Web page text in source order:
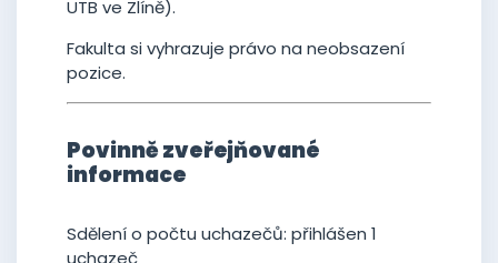
UTB ve Zlíně).
Fakulta si vyhrazuje právo na neobsazení
pozice.
Povinně zveřejňované
informace
Sdělení o počtu uchazečů: přihlášen 1